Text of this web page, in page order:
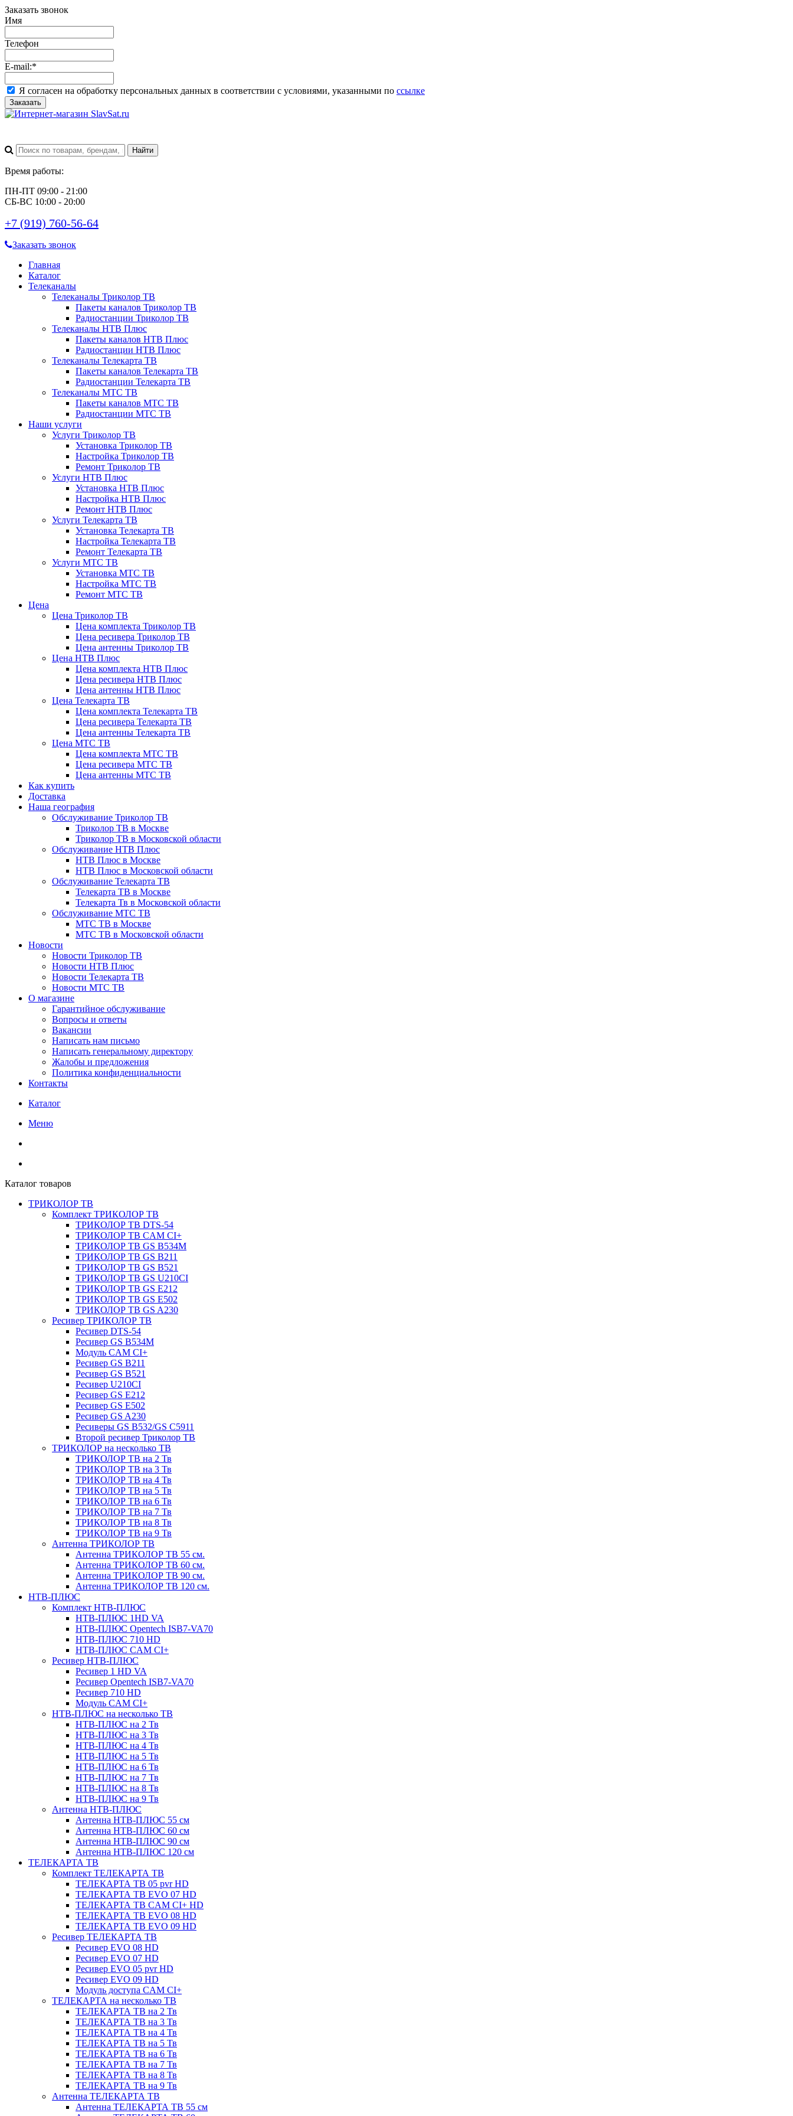
Заказать звонок
Имя
Телефон
E-mail:*
Я согласен на обработку персональных данных в соответствии с условиями, указанными по ссылке
Заказать
Время работы:
ПН-ПТ 09:00 - 21:00
СБ-ВС 10:00 - 20:00
+7 (919) 760-56-64
Заказать звонок
Главная
Каталог
Телеканалы
Телеканалы Триколор ТВ
Пакеты каналов Триколор ТВ
Радиостанции Триколор ТВ
Телеканалы НТВ Плюс
Пакеты каналов НТВ Плюс
Радиостанции НТВ Плюс
Телеканалы Телекарта ТВ
Пакеты каналов Телекарта ТВ
Радиостанции Телекарта ТВ
Телеканалы МТС ТВ
Пакеты каналов МТС ТВ
Радиостанции МТС ТВ
Наши услуги
Услуги Триколор ТВ
Установка Триколор ТВ
Настройка Триколор ТВ
Ремонт Триколор ТВ
Услуги НТВ Плюс
Установка НТВ Плюс
Настройка НТВ Плюс
Ремонт НТВ Плюс
Услуги Телекарта ТВ
Установка Телекарта ТВ
Настройка Телекарта ТВ
Ремонт Телекарта ТВ
Услуги МТС ТВ
Установка МТС ТВ
Настройка МТС ТВ
Ремонт МТС ТВ
Цена
Цена Триколор ТВ
Цена комплекта Триколор ТВ
Цена ресивера Триколор ТВ
Цена антенны Триколор ТВ
Цена НТВ Плюс
Цена комплекта НТВ Плюс
Цена ресивера НТВ Плюс
Цена антенны НТВ Плюс
Цена Телекарта ТВ
Цена комплекта Телекарта ТВ
Цена ресивера Телекарта ТВ
Цена антенны Телекарта ТВ
Цена МТС ТВ
Цена комплекта МТС ТВ
Цена ресивера МТС ТВ
Цена антенны МТС ТВ
Как купить
Доставка
Наша география
Обслуживание Триколор ТВ
Триколор ТВ в Москве
Триколор ТВ в Московской области
Обслуживание НТВ Плюс
НТВ Плюс в Москве
НТВ Плюс в Московской области
Обслуживание Телекарта ТВ
Телекарта ТВ в Москве
Телекарта Тв в Московской области
Обслуживание МТС ТВ
МТС ТВ в Москве
МТС ТВ в Московской области
Новости
Новости Триколор ТВ
Новости НТВ Плюс
Новости Телекарта ТВ
Новости МТС ТВ
О магазине
Гарантийное обслуживание
Вопросы и ответы
Вакансии
Написать нам письмо
Написать генеральному директору
Жалобы и предложения
Политика конфиденциальности
Контакты
Каталог
Меню
Каталог товаров
ТРИКОЛОР ТВ
Комплект ТРИКОЛОР ТВ
ТРИКОЛОР ТВ DTS-54
ТРИКОЛОР ТВ CAM CI+
ТРИКОЛОР ТВ GS B534M
ТРИКОЛОР ТВ GS B211
ТРИКОЛОР ТВ GS B521
ТРИКОЛОР ТВ GS U210CI
ТРИКОЛОР ТВ GS E212
ТРИКОЛОР ТВ GS E502
ТРИКОЛОР ТВ GS A230
Ресивер ТРИКОЛОР ТВ
Ресивер DTS-54
Ресивер GS B534M
Модуль CAM CI+
Ресивер GS B211
Ресивер GS B521
Ресивер U210CI
Ресивер GS E212
Ресивер GS E502
Ресивер GS A230
Ресиверы GS B532/GS C5911
Второй ресивер Триколор ТВ
ТРИКОЛОР на несколько ТВ
ТРИКОЛОР ТВ на 2 Тв
ТРИКОЛОР ТВ на 3 Тв
ТРИКОЛОР ТВ на 4 Тв
ТРИКОЛОР ТВ на 5 Тв
ТРИКОЛОР ТВ на 6 Тв
ТРИКОЛОР ТВ на 7 Тв
ТРИКОЛОР ТВ на 8 Тв
ТРИКОЛОР ТВ на 9 Тв
Антенна ТРИКОЛОР ТВ
Антенна ТРИКОЛОР ТВ 55 см.
Антенна ТРИКОЛОР ТВ 60 см.
Антенна ТРИКОЛОР ТВ 90 см.
Антенна ТРИКОЛОР ТВ 120 см.
НТВ-ПЛЮС
Комплект НТВ-ПЛЮС
НТВ-ПЛЮС 1HD VA
НТВ-ПЛЮС Opentech ISB7-VA70
НТВ-ПЛЮС 710 HD
НТВ-ПЛЮС CAM CI+
Ресивер НТВ-ПЛЮС
Ресивер 1 HD VA
Ресивер Opentech ISB7-VA70
Ресивер 710 HD
Модуль CAM CI+
НТВ-ПЛЮС на несколько ТВ
НТВ-ПЛЮС на 2 Тв
НТВ-ПЛЮС на 3 Тв
НТВ-ПЛЮС на 4 Тв
НТВ-ПЛЮС на 5 Тв
НТВ-ПЛЮС на 6 Тв
НТВ-ПЛЮС на 7 Тв
НТВ-ПЛЮС на 8 Тв
НТВ-ПЛЮС на 9 Тв
Антенна НТВ-ПЛЮС
Антенна НТВ-ПЛЮС 55 см
Антенна НТВ-ПЛЮС 60 см
Антенна НТВ-ПЛЮС 90 см
Антенна НТВ-ПЛЮС 120 см
ТЕЛЕКАРТА ТВ
Комплект ТЕЛЕКАРТА ТВ
ТЕЛЕКАРТА ТВ 05 pvr HD
ТЕЛЕКАРТА ТВ EVO 07 HD
ТЕЛЕКАРТА ТВ CAM CI+ HD
ТЕЛЕКАРТА ТВ EVO 08 HD
ТЕЛЕКАРТА ТВ EVO 09 HD
Ресивер ТЕЛЕКАРТА ТВ
Ресивер EVO 08 HD
Ресивер EVO 07 HD
Ресивер EVO 05 pvr HD
Ресивер EVO 09 HD
Модуль доступа CAM CI+
ТЕЛЕКАРТА на несколько ТВ
ТЕЛЕКАРТА ТВ на 2 Тв
ТЕЛЕКАРТА ТВ на 3 Тв
ТЕЛЕКАРТА ТВ на 4 Тв
ТЕЛЕКАРТА ТВ на 5 Тв
ТЕЛЕКАРТА ТВ на 6 Тв
ТЕЛЕКАРТА ТВ на 7 Тв
ТЕЛЕКАРТА ТВ на 8 Тв
ТЕЛЕКАРТА ТВ на 9 Тв
Антенна ТЕЛЕКАРТА ТВ
Антенна ТЕЛЕКАРТА ТВ 55 см